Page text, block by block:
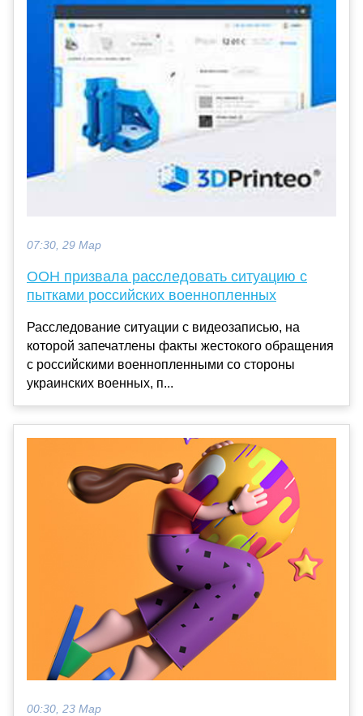
07:30, 29 Мар
ООН призвала расследовать ситуацию с
пытками российских военнопленных
Расследование ситуации с видеозаписью, на
которой запечатлены факты жестокого обращения
с российскими военнопленными со стороны
украинских военных, п...
00:30, 23 Мар